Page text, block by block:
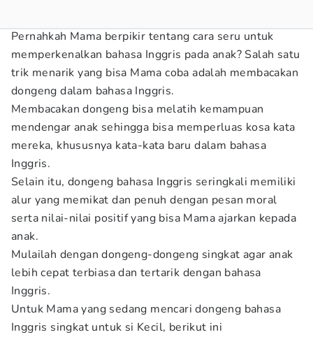
Pernahkah Mama berpikir tentang cara seru untuk
memperkenalkan bahasa Inggris pada anak? Salah satu
trik menarik yang bisa Mama coba adalah membacakan
dongeng dalam bahasa Inggris.
Membacakan dongeng bisa melatih kemampuan
mendengar anak sehingga bisa memperluas kosa kata
mereka, khususnya kata-kata baru dalam bahasa
Inggris.
Selain itu, dongeng bahasa Inggris seringkali memiliki
alur yang memikat dan penuh dengan pesan moral
serta nilai-nilai positif yang bisa Mama ajarkan kepada
anak.
Mulailah dengan dongeng-dongeng singkat agar anak
lebih cepat terbiasa dan tertarik dengan bahasa
Inggris.
Untuk Mama yang sedang mencari dongeng bahasa
Inggris singkat untuk si Kecil, berikut ini